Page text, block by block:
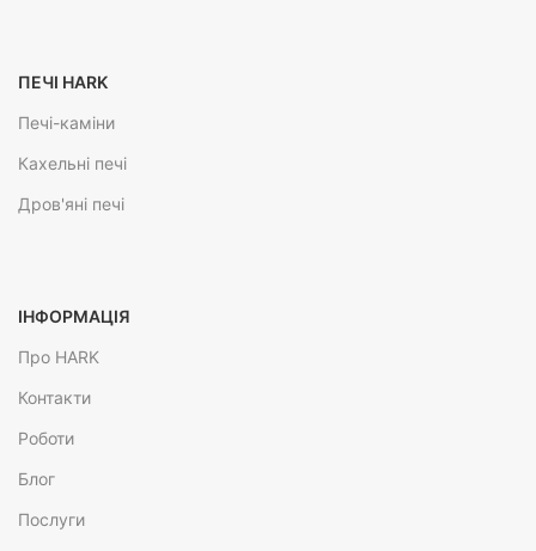
ПЕЧІ HARK
Печі-каміни
Кахельні печі
Дров'яні печі
ІНФОРМАЦІЯ
Про HARK
Контакти
Роботи
Блог
Послуги